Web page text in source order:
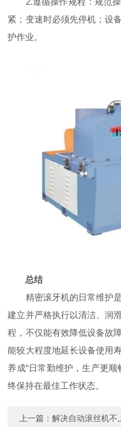
紧；变速时必须先停机；设
护作业。
总结
精密滚牙机的日常维护是
建立并严格执行以清洁、润
程，不仅能有效降低设备故
能较大程度地延长设备使用
养成“日常勤维护，生产更
终保持在最佳工作状态。
上一篇：解决自动滚丝机不